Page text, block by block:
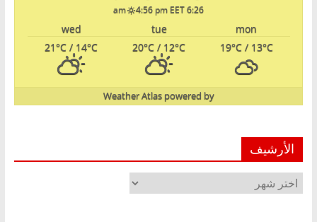
6:26 am
4:56 pm EET
mon
tue
wed
19°C/ 13°C
20°C / 12°C
21°C / 14°C
powered by
Weather Atlas
الأرشيف
الأرشيف